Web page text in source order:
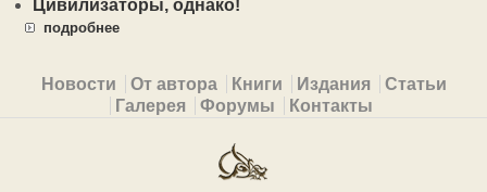
Цивилизаторы, однако!
подробнее
Primary menu
Новости От автора Книги Издания
Статьи
Галерея
Форумы Контакты